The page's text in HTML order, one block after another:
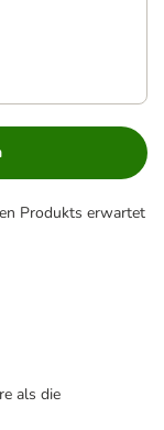
Produkts erwartet
als die